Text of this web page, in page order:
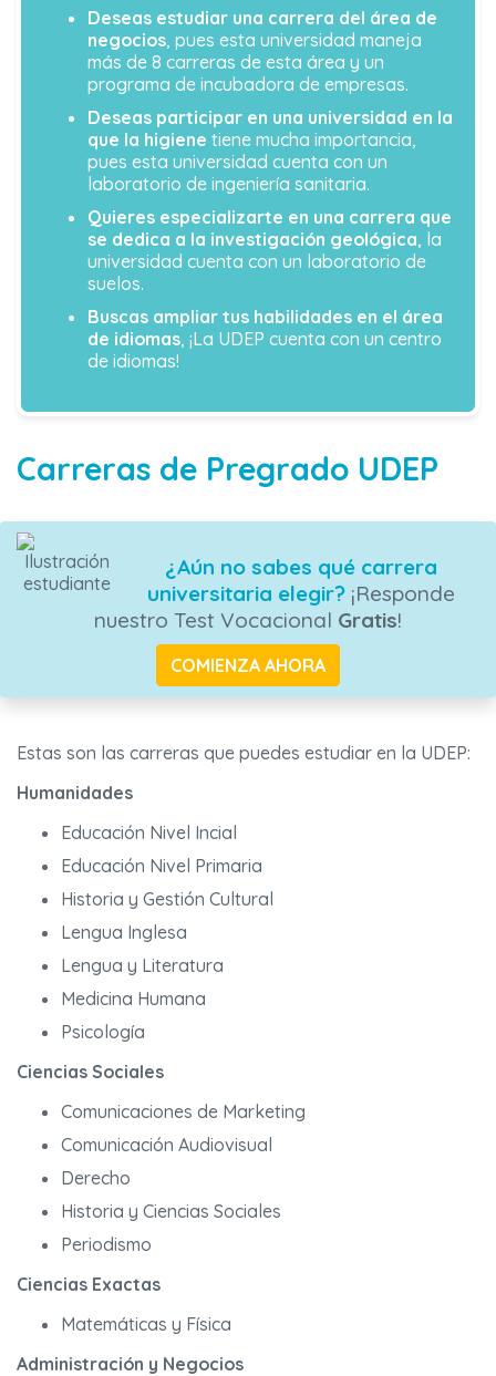
Deseas estudiar una carrera del área de
negocios, pues esta universidad maneja
más de 8 carreras de esta área y un
programa de incubadora de empresas.
Deseas participar en una universidad en la
que la higiene tiene mucha importancia,
pues esta universidad cuenta con un
laboratorio de ingeniería sanitaria.
Quieres especializarte en una carrera que
se dedica a la investigación geológica, la
universidad cuenta con un laboratorio de
suelos.
Buscas ampliar tus habilidades en el área
de idiomas, ¡La UDEP cuenta con un centro
de idiomas!
Carreras de Pregrado UDEP
¿Aún no sabes qué carrera
universitaria elegir?¡Responde
nuestro Test Vocacional Gratis!
COMIENZA AHORA
Estas son las carreras que puedes estudiar en la UDEP:
Humanidades
Educación Nivel Incial
Educación Nivel Primaria
Historia y Gestión Cultural
Lengua Inglesa
Lengua y Literatura
Medicina Humana
Psicología
Ciencias Sociales
Comunicaciones de Marketing
Comunicación Audiovisual
Derecho
Historia y Ciencias Sociales
Periodismo
Ciencias Exactas
Matemáticas y Física
Administración y Negocios